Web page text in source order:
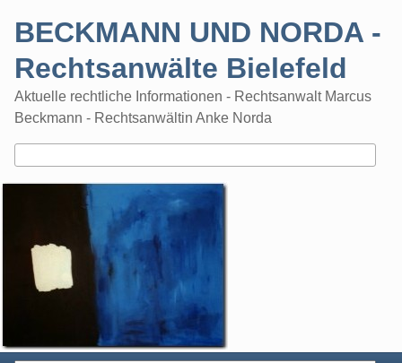
BECKMANN UND NORDA -
Rechtsanwälte Bielefeld
Aktuelle rechtliche Informationen - Rechtsanwalt Marcus
Beckmann - Rechtsanwältin Anke Norda